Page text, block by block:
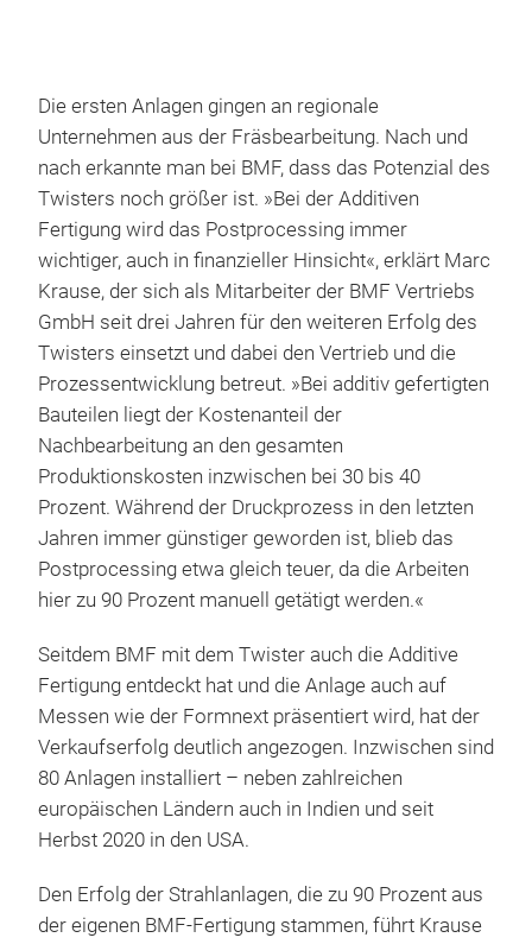
Die ersten Anlagen gingen an regionale
Unternehmen aus der Fräsbearbeitung. Nach und
nach erkannte man bei BMF, dass das Potenzial des
Twisters noch größer ist. »Bei der Additiven
Fertigung wird das Postprocessing immer
wichtiger, auch in finanzieller Hinsicht«, erklärt Marc
Krause, der sich als Mitarbeiter der BMF Vertriebs
GmbH seit drei Jahren für den weiteren Erfolg des
Twisters einsetzt und dabei den Vertrieb und die
Prozessentwicklung betreut. »Bei additiv gefertigten
Bauteilen liegt der Kostenanteil der
Nachbearbeitung an den gesamten
Produktionskosten inzwischen bei 30 bis 40
Prozent. Während der Druckprozess in den letzten
Jahren immer günstiger geworden ist, blieb das
Postprocessing etwa gleich teuer, da die Arbeiten
hier zu 90 Prozent manuell getätigt werden.«
Seitdem BMF mit dem Twister auch die Additive
Fertigung entdeckt hat und die Anlage auch auf
Messen wie der Formnext präsentiert wird, hat der
Verkaufserfolg deutlich angezogen. Inzwischen sind
80 Anlagen installiert – neben zahlreichen
europäischen Ländern auch in Indien und seit
Herbst 2020 in den USA.
Den Erfolg der Strahlanlagen, die zu 90 Prozent aus
der eigenen BMF-Fertigung stammen, führt Krause